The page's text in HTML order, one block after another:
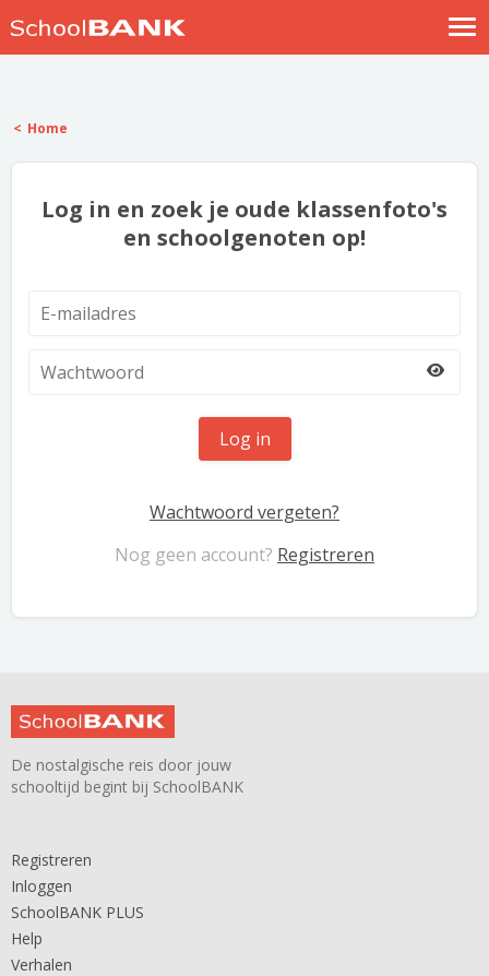
Help
Home
Log in en zoek je oude klassenfoto's
en schoolgenoten op!
Log in
Wachtwoord vergeten?
Nog geen account? Registreren
De nostalgische reis door jouw
schooltijd begint bij SchoolBANK
Registreren
Inloggen
SchoolBANK PLUS
Help
Verhalen